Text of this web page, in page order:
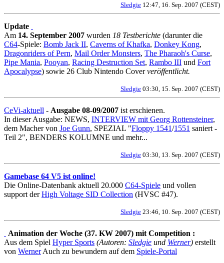
Sledgie 12:47, 16. Sep. 2007 (CEST)
Update
Am 14. September 2007 wurden 18 Testberichte (darunter die
C64-Spiele: Bomb Jack II, Caverns of Khafka, Donkey Kong,
Dragonriders of Pern, Mail Order Monsters, The Pharaoh's Curse,
Pipe Mania, Pooyan, Racing Destruction Set, Rambo III und Fort
Apocalypse) sowie 26 Club Nintendo Coververöffentlicht.
Sledgie 03:30, 15. Sep. 2007 (CEST)
CeVi-aktuell - Ausgabe 08-09/2007 ist erschienen.
In dieser Ausgabe: NEWS, INTERVIEW mit Georg Rottensteiner,
dem Macher von Joe Gunn, SPEZIAL "Floppy 1541/1551 saniert -
Teil 2", BENDERS KOLUMNE und mehr...
Sledgie 03:30, 13. Sep. 2007 (CEST)
Gamebase 64 V5 ist online!
Die Online-Datenbank aktuell 20.000 C64-Spiele und vollen
support derHigh Voltage SID Collection (HVSC #47).
Sledgie 23:46, 10. Sep. 2007 (CEST)
Animation der Woche (37. KW 2007) mit Competition :
Aus dem Spiel Hyper Sports (Autoren: Sledgie und Werner) erstellt
von WernerAuch zu bewundern auf dem Spiele-Portal